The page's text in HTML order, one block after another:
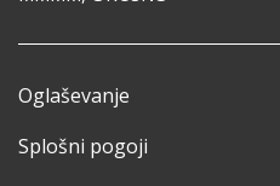
Oglaševanje
Splošni pogoji